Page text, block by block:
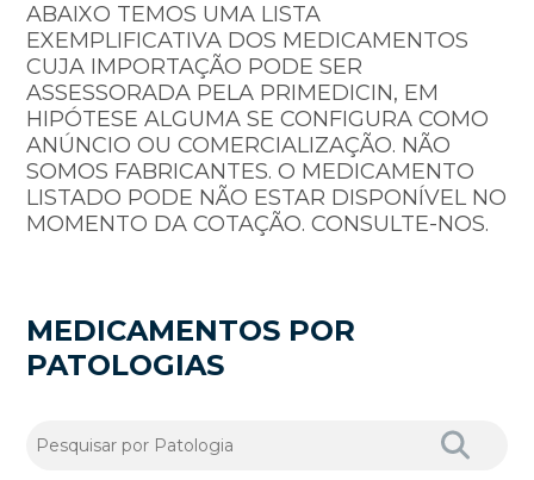
ABAIXO TEMOS UMA LISTA
EXEMPLIFICATIVA DOS MEDICAMENTOS
CUJA IMPORTAÇÃO PODE SER
ASSESSORADA PELA PRIMEDICIN, EM
HIPÓTESE ALGUMA SE CONFIGURA COMO
ANÚNCIO OU COMERCIALIZAÇÃO. NÃO
SOMOS FABRICANTES. O MEDICAMENTO
LISTADO PODE NÃO ESTAR DISPONÍVEL NO
MOMENTO DA COTAÇÃO. CONSULTE-NOS.
MEDICAMENTOS POR
PATOLOGIAS